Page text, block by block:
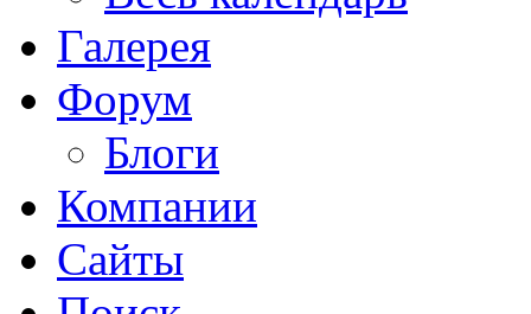
Галерея
Форум
Блоги
Компании
Сайты